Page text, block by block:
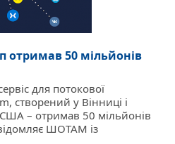
отримав 50 мільйонів
для потокової
створений у Вінниці і
США – отримав 50 мільйонів
ШОТАМ із